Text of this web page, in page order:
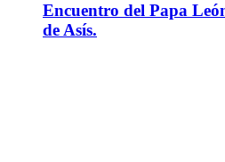
Encuentro del Papa
de Asís.